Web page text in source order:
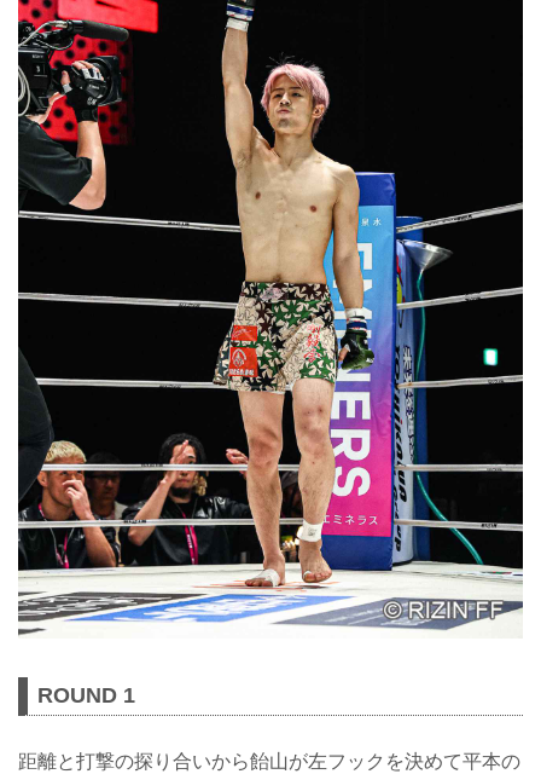
ROUND 1
距離と打撃の探り合いから飴山が左フックを決めて平本の